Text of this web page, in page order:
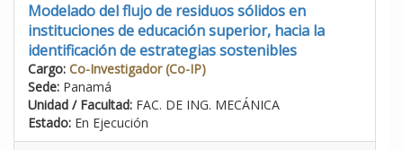
Modelado del flujo de residuos sólidos en
instituciones de educación superior, hacia la
identificación de estrategias sostenibles
Cargo: Co-Investigador (Co-IP)
Sede: Panamá
Unidad / Facultad: FAC. DE ING. MECÁNICA
Estado: En Ejecución